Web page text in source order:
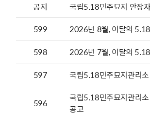
공지
국립5.18민주묘지 안장
599
2026년 8월, 이달의
598
2026년 7월, 이달의
597
국립5.18민주묘지관리
596
국립5.18민주묘지관리
공고